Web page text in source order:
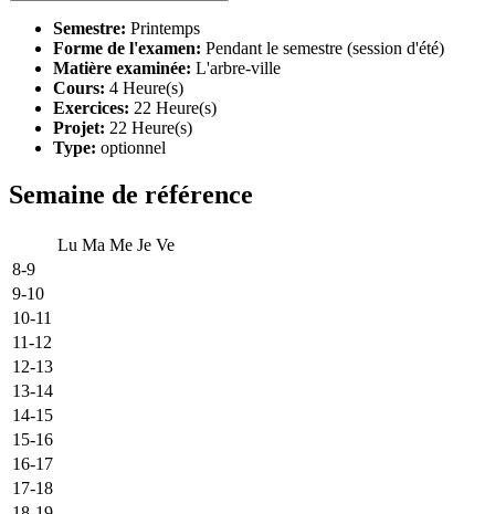
Semestre: Printemps
Forme de l'examen: Pendant le semestre (session d'été)
Matière examinée: L'arbre-ville
Cours: 4 Heure(s)
Exercices: 22 Heure(s)
Projet: 22 Heure(s)
Type: optionnel
Semaine de référence
Lu Ma Me Je Ve
8-9
9-10
10-11
11-12
12-13
13-14
14-15
15-16
16-17
17-18